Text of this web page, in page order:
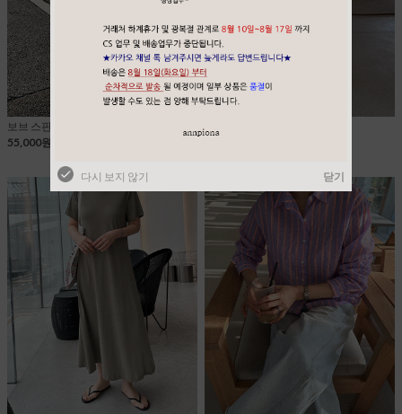
보브 스판 밴딩 팬츠
55,000원
다시 보지 않기 닫기